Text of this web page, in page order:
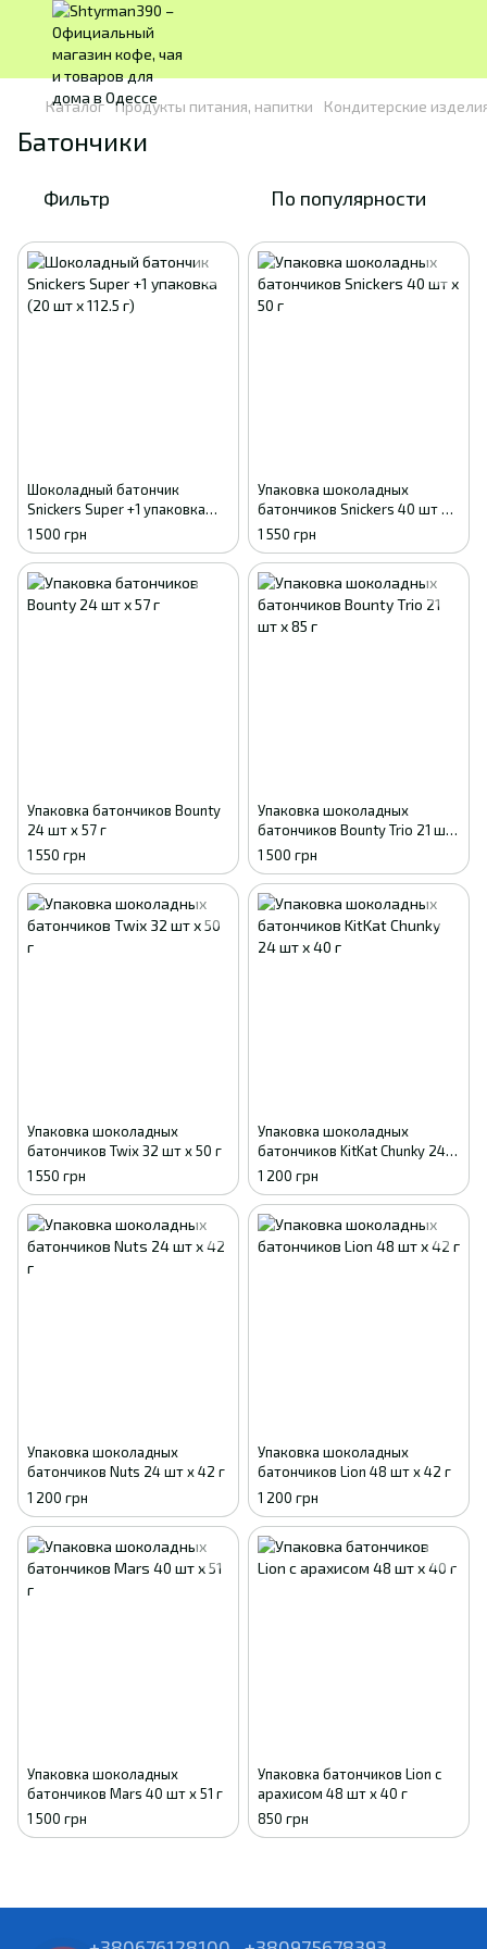
Каталог Продукты питания, напитки Кондитерские
Батончики
Фильтр По популярности
Шоколадный батончик
Snickers Super +1 упаковка
(20 шт х 112.5 г)
1 500 грн
Упаковка шоколадных
батончиков Snickers 40 шт х
50 г
1 550 грн
Упаковка батончиков Bounty
24 шт x 57 г
1 550 грн
Упаковка шоколадных
батончиков Bounty Trio 21 шт
х 85 г
1 500 грн
Упаковка шоколадных
батончиков Twix 32 шт х 50 г
1 550 грн
Упаковка шоколадных
батончиков KitKat Chunky 24
шт х 40 г
1 200 грн
Упаковка шоколадных
батончиков Nuts 24 шт х 42 г
1 200 грн
Упаковка шоколадных
батончиков Lion 48 шт х 42 г
1 200 грн
Упаковка шоколадных
батончиков Mars 40 шт х 51 г
1 500 грн
Упаковка батончиков Lion с
арахисом 48 шт х 40 г
850 грн